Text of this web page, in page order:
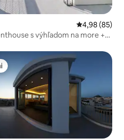
Priemerné
4,98 (85)
s výhľadom na more +